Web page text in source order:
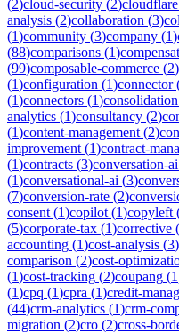
(2)cloud-security (2)cloudflare
analysis (2)collaboration (3)
(1)community (3)company (1)
(88)comparisons (1)
(99)composable-commerce (2)
(1)configuration (1)connector
(1)connectors (1)consolidation
analytics (1)consultancy (2)
(1)content-management (2)
improvement (1)contract-
(1)contracts (3)conversation-ai
(1)conversational-ai (3)
(7)conversion-rate (2)
consent (1)copilot (1)copyleft
(5)corporate-tax (1)corrective (
accounting (1)cost-analysis (3)
comparison (2)cost-
(1)cost-tracking (2)coupang (1
(1)cpq (1)cpra (1)credit-
(44)crm-analytics (1)crm-
migration (2)cro (2)cross-